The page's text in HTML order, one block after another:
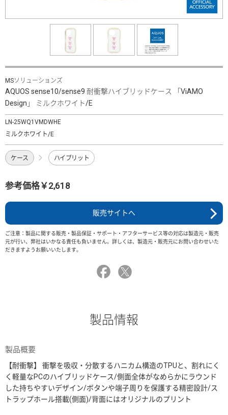
MSソリューションズ
AQUOS sense10/sense9 耐衝撃ハイブリッドケース 「ViAMO
Design」 ミルクホワイト/E
LN-25WQ1VMDWHE
ミルクホワイト/E
ケース ハイブリット
参考価格￥2,618
販売サイトへ
ご注意：製品に関する販売・製品保証・サポート・アフターサービス等の対応は製造元・販売
元が行い、弊社はいかなる責任も負いません。詳しくは、製造元・販売元にお問い合わせいた
だきますようお願いいたします。
製品情報
製品概要
【耐衝撃】 衝撃を吸収・分散するハニカム構造のTPUと、割れにく
く軽量なPCのハイブリッドケース/側面全体がなめらかにラウンド
した持ちやすいデザイン/ボタンや端子周りを保護する精密設計/ス
トラップホール搭載(側面)/背面にはオリジナルのプリント